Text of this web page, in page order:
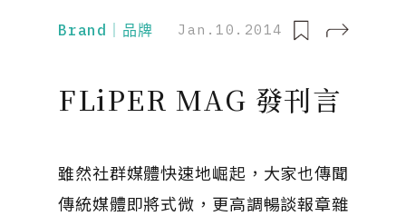
Brand｜品牌 Jan.10.2014
FLiPER MAG 發刊言
雖然社群媒體快速地崛起，大家也傳聞
傳統媒體即將式微，更高調暢談報章雜